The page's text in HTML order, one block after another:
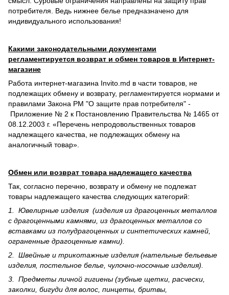
потребителя. Ведь нижнее белье предназначено для
индивидуального использования!
Какими законодательными документами
регламентируется возврат и обмен товаров в Интернет-
магазине
Работа интернет-магазина Invito.md в части товаров, не
подлежащих обмену и возврату, регламентируется нормами и
правилами Закона РМ "О защите прав потребителя" -
Приложение № 2 к Постановлению Правительства № 1465 от
08.12.2003 г. «Перечень непродовольственных товаров
надлежащего качества, не подлежащих обмену на
аналогичный товар».
Обмен или возврат товара надлежащего качества
Так, согласно перечню, возврату и обмену не подлежат
товары надлежащего качества следующих категорий:
1. Ювелирные изделия (изделия из драгоценных металлов
с драгоценными камнями, из драгоценных металлов со
вставками из полудрагоценных и синте­тических камней,
ограненные драгоценные камни).
2. Швейные и трикотажные изделия (нательные бельевые
изделия, постельное белье, чулочно-носочные изделия).
3. Предметы личной гигиены (зубные щетки, расчески,
заколки, бигуди для волос, пинцеты, бритвы,